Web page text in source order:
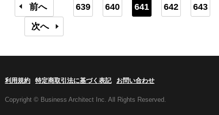
前へ 639 640 641 642
643
次へ
利用規約 特定商取引法に基づく表記 お問い合わせ
Copyright © Business Architect Inc. All Rights Reserved.